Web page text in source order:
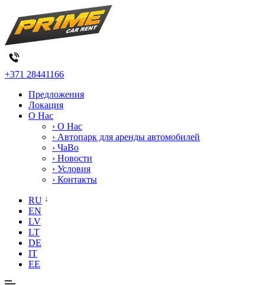
+371 28441166
Предложения
Локация
О Нас
› О Нас
› Автопарк для аренды автомобилей
› ЧаВо
› Новости
› Условия
› Контакты
RU
EN
LV
LT
DE
IT
EE